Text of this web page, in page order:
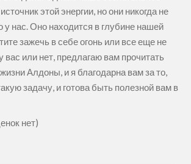
этой энергии, но они никогда не
у нас. Оно находится в глубине нашей
зажечь в себе огонь или все еще не
вас или нет, предлагаю вам прочитать
Алдоны, и я благодарна вам за то,
задачу, и готова быть полезной вам в
нет)